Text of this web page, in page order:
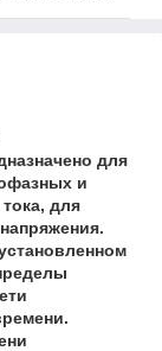
для
и
для